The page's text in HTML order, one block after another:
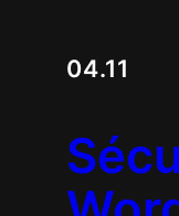
04.11